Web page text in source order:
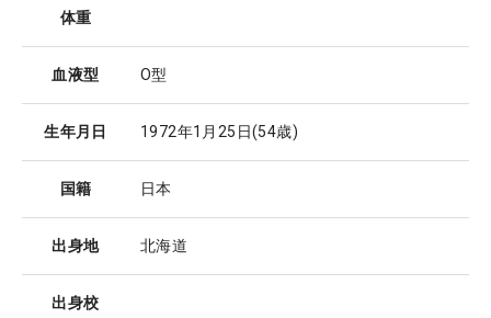
体重
血液型 O型
生年月日 1972年1月25日(54歳)
国籍 日本
出身地 北海道
出身校